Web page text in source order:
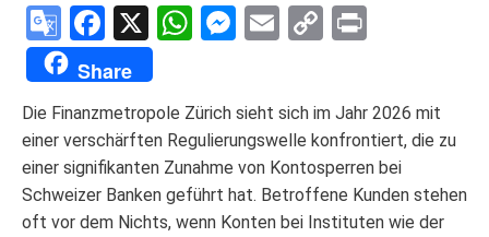
Google
Translate
Facebook
X WhatsApp
Messenger
Email
Copy
Share
Die Finanzmetropole Zürich sieht sich im Jahr 2026 mit
einer verschärften Regulierungswelle konfrontiert, die zu
einer signifikanten Zunahme von Kontosperren bei
Schweizer Banken geführt hat. Betroffene Kunden stehen
oft vor dem Nichts, wenn Konten bei Instituten wie der